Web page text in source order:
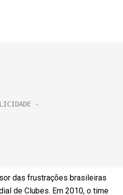
das frustrações brasileiras
de Clubes. Em 2010, o time